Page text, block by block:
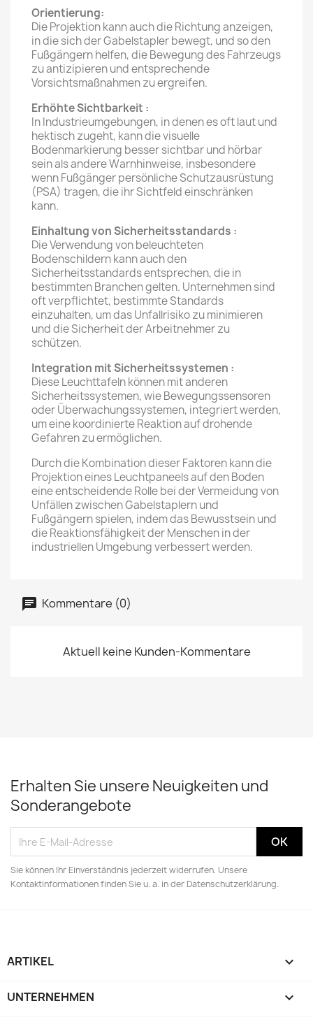
Orientierung:
Die Projektion kann auch die Richtung anzeigen,
in die sich der Gabelstapler bewegt, und so den
Fußgängern helfen, die Bewegung des Fahrzeugs
zu antizipieren und entsprechende
Vorsichtsmaßnahmen zu ergreifen.
Erhöhte Sichtbarkeit :
In Industrieumgebungen, in denen es oft laut und
hektisch zugeht, kann die visuelle
Bodenmarkierung besser sichtbar und hörbar
sein als andere Warnhinweise, insbesondere
wenn Fußgänger persönliche Schutzausrüstung
(PSA) tragen, die ihr Sichtfeld einschränken
kann.
Einhaltung von Sicherheitsstandards :
Die Verwendung von beleuchteten
Bodenschildern kann auch den
Sicherheitsstandards entsprechen, die in
bestimmten Branchen gelten. Unternehmen sind
oft verpflichtet, bestimmte Standards
einzuhalten, um das Unfallrisiko zu minimieren
und die Sicherheit der Arbeitnehmer zu
schützen.
Integration mit Sicherheitssystemen :
Diese Leuchttafeln können mit anderen
Sicherheitssystemen, wie Bewegungssensoren
oder Überwachungssystemen, integriert werden,
um eine koordinierte Reaktion auf drohende
Gefahren zu ermöglichen.
Durch die Kombination dieser Faktoren kann die
Projektion eines Leuchtpaneels auf den Boden
eine entscheidende Rolle bei der Vermeidung von
Unfällen zwischen Gabelstaplern und
Fußgängern spielen, indem das Bewusstsein und
die Reaktionsfähigkeit der Menschen in der
industriellen Umgebung verbessert werden.
Kommentare (0)
Aktuell keine Kunden-Kommentare
Erhalten Sie unsere Neuigkeiten und
Sonderangebote
Sie können Ihr Einverständnis jederzeit widerrufen. Unsere
Kontaktinformationen finden Sie u. a. in der Datenschutzerklärung.
ARTIKEL 
UNTERNEHMEN 